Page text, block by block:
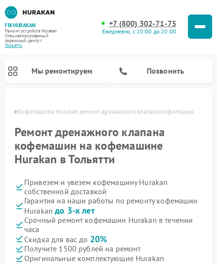
FIX-HURAKAN
Ремонт устройств Hurakan
Специализированный
cервисный центр г.
Тольятти
+7 (800) 302-71-75
Ежедневно, с 10:00 до 20:00
Мы ремонтируем Позвонить
Кофемашина Hurakan ремонт дренажного клапана кофемашин
Ремонт дренажного клапана
кофемашин на кофемашине
Hurakan в Тольятти
Привезем и увезем кофемашину Hurakan
собственной доставкой
Гарантия на наши работы по ремонту кофемашин
Hurakanдо 3-х лет
Срочный ремонт кофемашин Hurakan в течении
часа
Скидка для вас до 20%
Получите 1500 рублей на ремонт
Оригинальные комплектующие Hurakan